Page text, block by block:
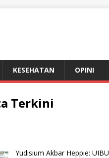
KESEHATAN OPINI
Terkini
Yudisium Akbar Heppie: UIBU